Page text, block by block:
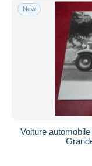
New
Voiture